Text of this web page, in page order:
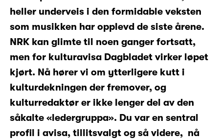
heller underveis i den formidable veksten
som musikken har opplevd de siste årene.
NRK kan glimte til noen ganger fortsatt,
men for kulturavisa Dagbladet virker løpet
kjørt. Nå hører vi om ytterligere kutt i
kulturdekningen der fremover, og
kulturredaktør er ikke lenger del av den
såkalte «ledergruppa». Du var en sentral
profil i avisa, tillitsvalgt og så videre, nå